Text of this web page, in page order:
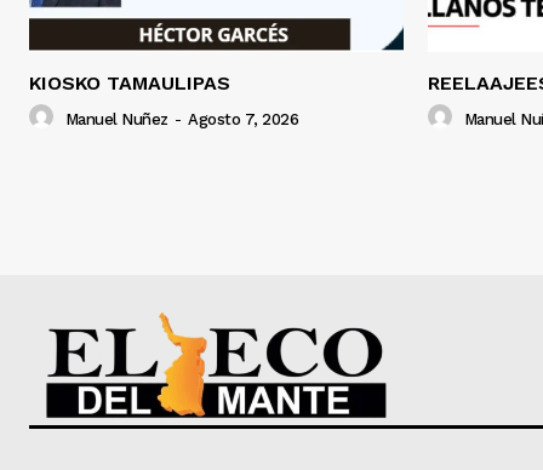
KIOSKO TAMAULIPAS
Manuel Nuñez - Agosto 7, 2026 Manuel